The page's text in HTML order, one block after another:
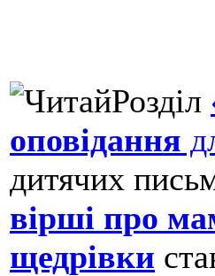
Розділ
оповідання
дитячих
вірші про
щедрівки